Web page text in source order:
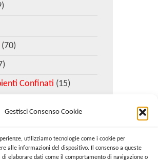
Gestisci Consenso Cookie
utilizziamo tecnologie come i cookie per
alle informazioni del dispositivo. Il consenso a queste
elaborare dati come il comportamento di navigazione o
(70)
Confinati (15)